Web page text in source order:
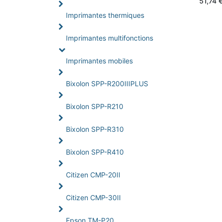
Imprimantes thermiques
Imprimantes multifonctions
Imprimantes mobiles
Bixolon SPP-R200IIIPLUS
Bixolon SPP-R210
Bixolon SPP-R310
Bixolon SPP-R410
Citizen CMP-20II
Citizen CMP-30II
Epson TM-P20